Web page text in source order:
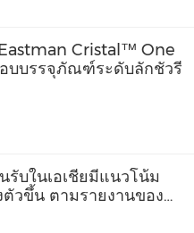
Cristal™ One
บบรรจุภัณฑ์ระดับลักชัวรี
บในเอเชียมีแนวโน้ม
วขึ้น ตามรายงานของ